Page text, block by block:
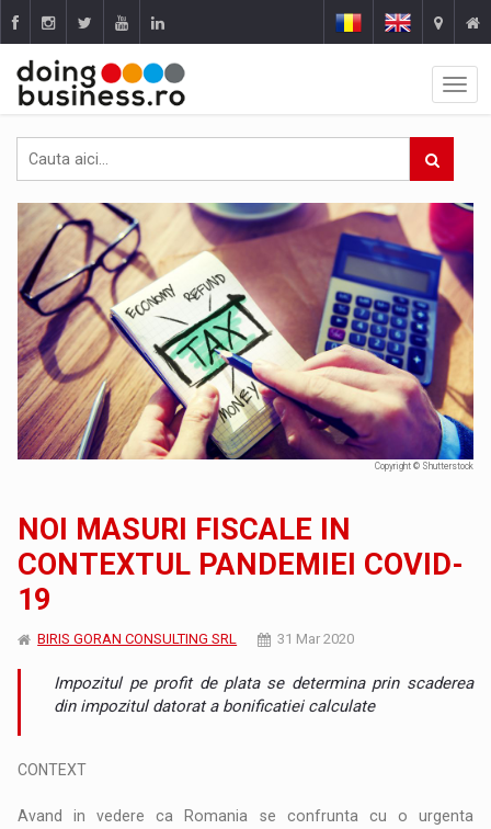
Copyright © Shutterstock
NOI MASURI FISCALE IN
CONTEXTUL PANDEMIEI COVID-
19
BIRIS GORAN CONSULTING SRL 31 Mar 2020
Impozitul pe profit de plata se determina prin scaderea
din impozitul datorat a bonificatiei calculate
CONTEXT
Avand in vedere ca Romania se confrunta cu o urgenta